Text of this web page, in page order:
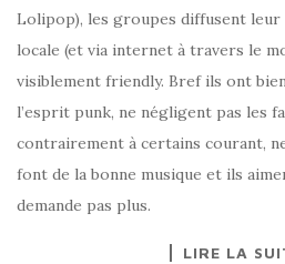
Lolipop), les groupes diffusent leur
locale (et via internet à travers le
visiblement friendly. Bref ils ont
l’esprit punk, ne négligent pas les
contrairement à certains courant,
font de la bonne musique et ils
demande pas plus.
LIRE LA